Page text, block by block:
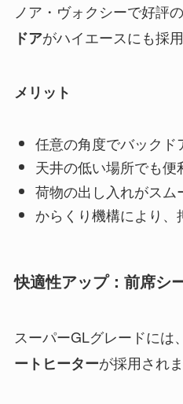
ノア・ヴォクシーで好評の
ドアがハイエースにも採用
メリット
任意の角度でバックド
天井の低い場所でも便
荷物の出し入れがスム
からくり機構により
快適性アップ：前席シ
スーパーGLグレードには、
ートヒーターが採用されま